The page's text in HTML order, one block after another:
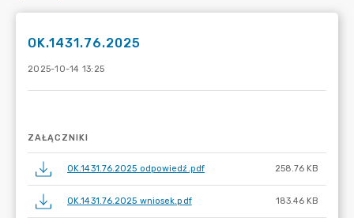
OK.1431.76.2025
2025-10-14 13:25
ZAŁĄCZNIKI
OK.1431.76.2025 odpowiedź.pdf 258.76 KB
OK.1431.76.2025 wniosek.pdf 183.46 KB